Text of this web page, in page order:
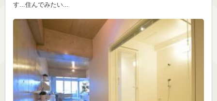
す...住んでみたい...